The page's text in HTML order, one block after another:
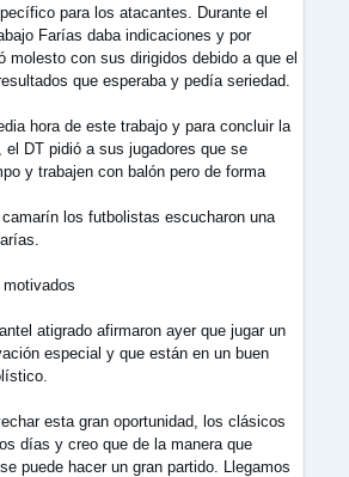
para los atacantes. Durante el
Farías daba indicaciones y por
molesto con sus dirigidos debido a que el
que esperaba y pedía seriedad.
hora de este trabajo y para concluir la
el DT pidió a sus jugadores que se
y trabajen con balón pero de forma
los futbolistas escucharon una
atigrado afirmaron ayer que jugar un
especial y que están en un buen
esta gran oportunidad, los clásicos
días y creo que de la manera que
puede hacer un gran partido. Llegamos